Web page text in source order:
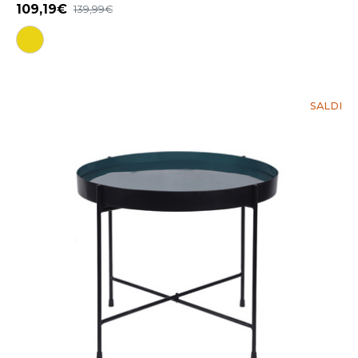
109,19 139,99
SALDI